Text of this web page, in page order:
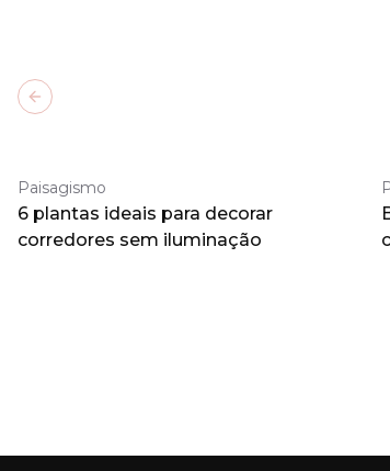
Paisagismo
6 plantas ideais para decorar
corredores sem iluminação
Previous slide